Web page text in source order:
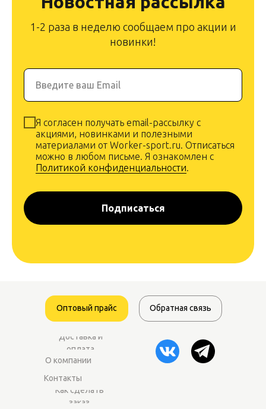
1-2 раза в неделю сообщаем про акции и
новинки!
Введите ваш Email
Я согласен получать email-рассылку с
акциями, новинками и полезными
материалами от Worker-sport.ru. Отписаться
можно в любом письме. Я ознакомлен с
Политикой конфиденциальности.
Подписаться
Контакты
О компании
Доставка и
оплата
Оптовый прайс Обратная связь
Как сделать
заказ